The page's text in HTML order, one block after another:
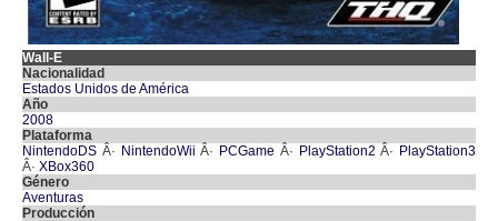
Wall-E
Nacionalidad
Estados Unidos de América
Año
2008
Plataforma
NintendoDS Â· NintendoWii Â· PCGame Â· PlayStation2 Â· PlayStation3
Â· XBox360
Género
Aventuras
Producción